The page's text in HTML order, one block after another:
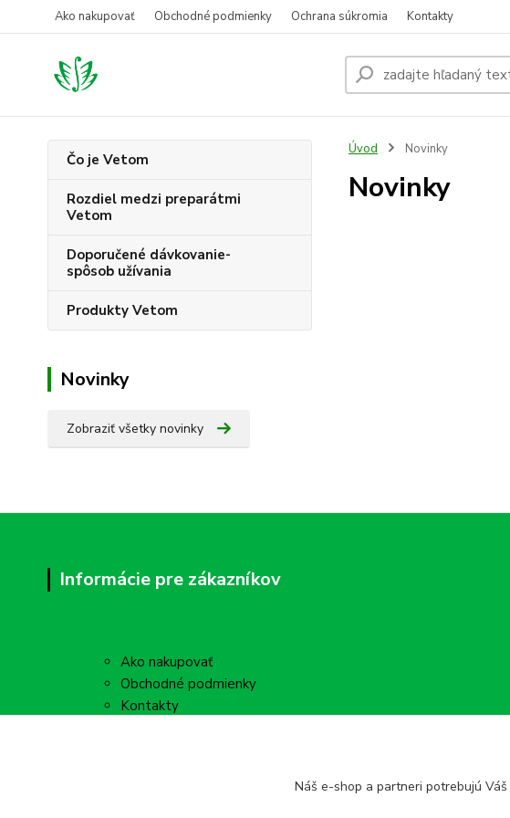
Ako nakupovať Obchodné podmienky Ochrana súkromia Kontakty
Čo je Vetom
Rozdiel medzi preparátmi
Vetom
Doporučené dávkovanie-
spôsob užívania
Produkty Vetom
Novinky
Zobraziť všetky novinky
Úvod Novinky
Novinky
Informácie pre zákazníkov
Ako nakupovať
Obchodné podmienky
Kontakty
Náš e-shop a partneri potrebujú Váš